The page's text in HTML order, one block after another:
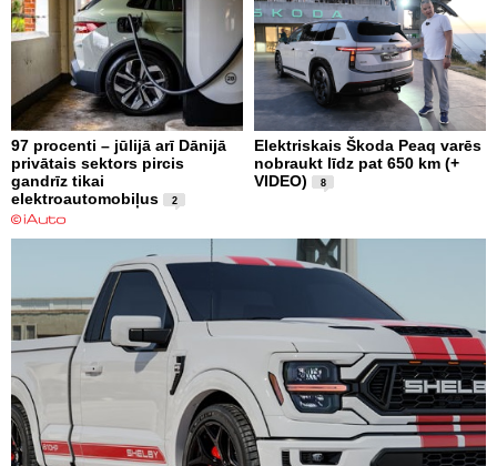
97 procenti – jūlijā arī Dānijā
privātais sektors pircis
gandrīz tikai
elektroautomobiļus
2
Elektriskais Škoda Peaq varēs
nobraukt līdz pat 650 km (+
VIDEO)
8